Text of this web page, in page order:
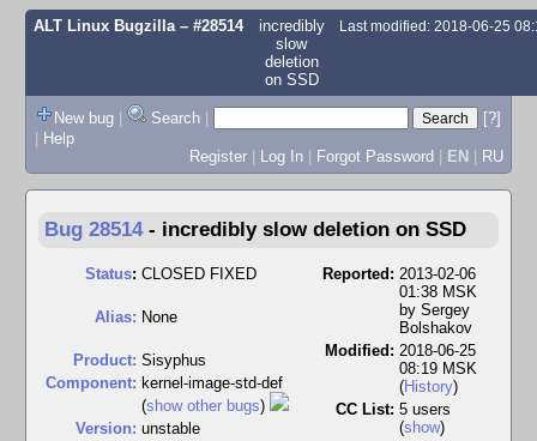
ALT Linux Bugzilla– #28514
incredibly
slow
deletion
on SSD
Last modified: 2018-06-25
New bug | Search |
[?]
| Help
Register | Log In | Forgot Password | EN | RU
Bug 28514 - incredibly slow deletion on SSD
Status: CLOSED FIXED
Alias: None
Product: Sisyphus
Component: kernel-image-std-def
(show other bugs)
Version: unstable
Reported: 2013-02-06
01:38 MSK
by Sergey
Bolshakov
Modified: 2018-06-25
08:19 MSK
(History)
CC List: 5 users
(show)